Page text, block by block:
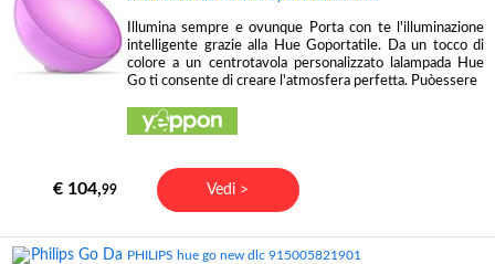
Illumina sempre e ovunque Porta con te l'illuminazione
intelligente grazie alla Hue Goportatile. Da un tocco di
colore a un centrotavola personalizzato lalampada Hue
Go ti consente di creare l'atmosfera perfetta. Puòessere
€ 104,99 Vedi >
PHILIPS hue go new dlc 915005821901